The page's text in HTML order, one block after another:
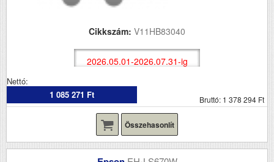
Cikkszám: V11HB83040
2026.05.01-2026.07.31-ig
Nettó:
1 085 271 Ft
Bruttó: 1 378 294 Ft
Összehasonlít